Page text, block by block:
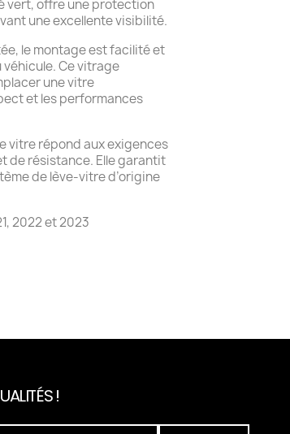
vert, offre une protection
une excellente visibilité.
le montage est facilité et
Ce vitrage
une vitre
et les performances
vitre répond aux exigences
de résistance. Elle garantit
de lève-vitre d’origine
2022 et 2023
!